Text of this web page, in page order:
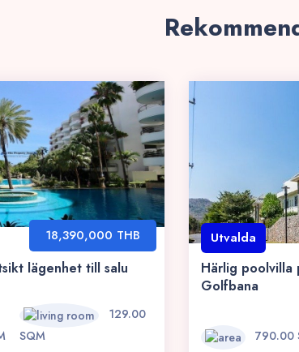
lägenhet till salu
18,390,000 THB
129.00
SQM
Utvalda
Härlig poolvilla
Golfbana
790.00